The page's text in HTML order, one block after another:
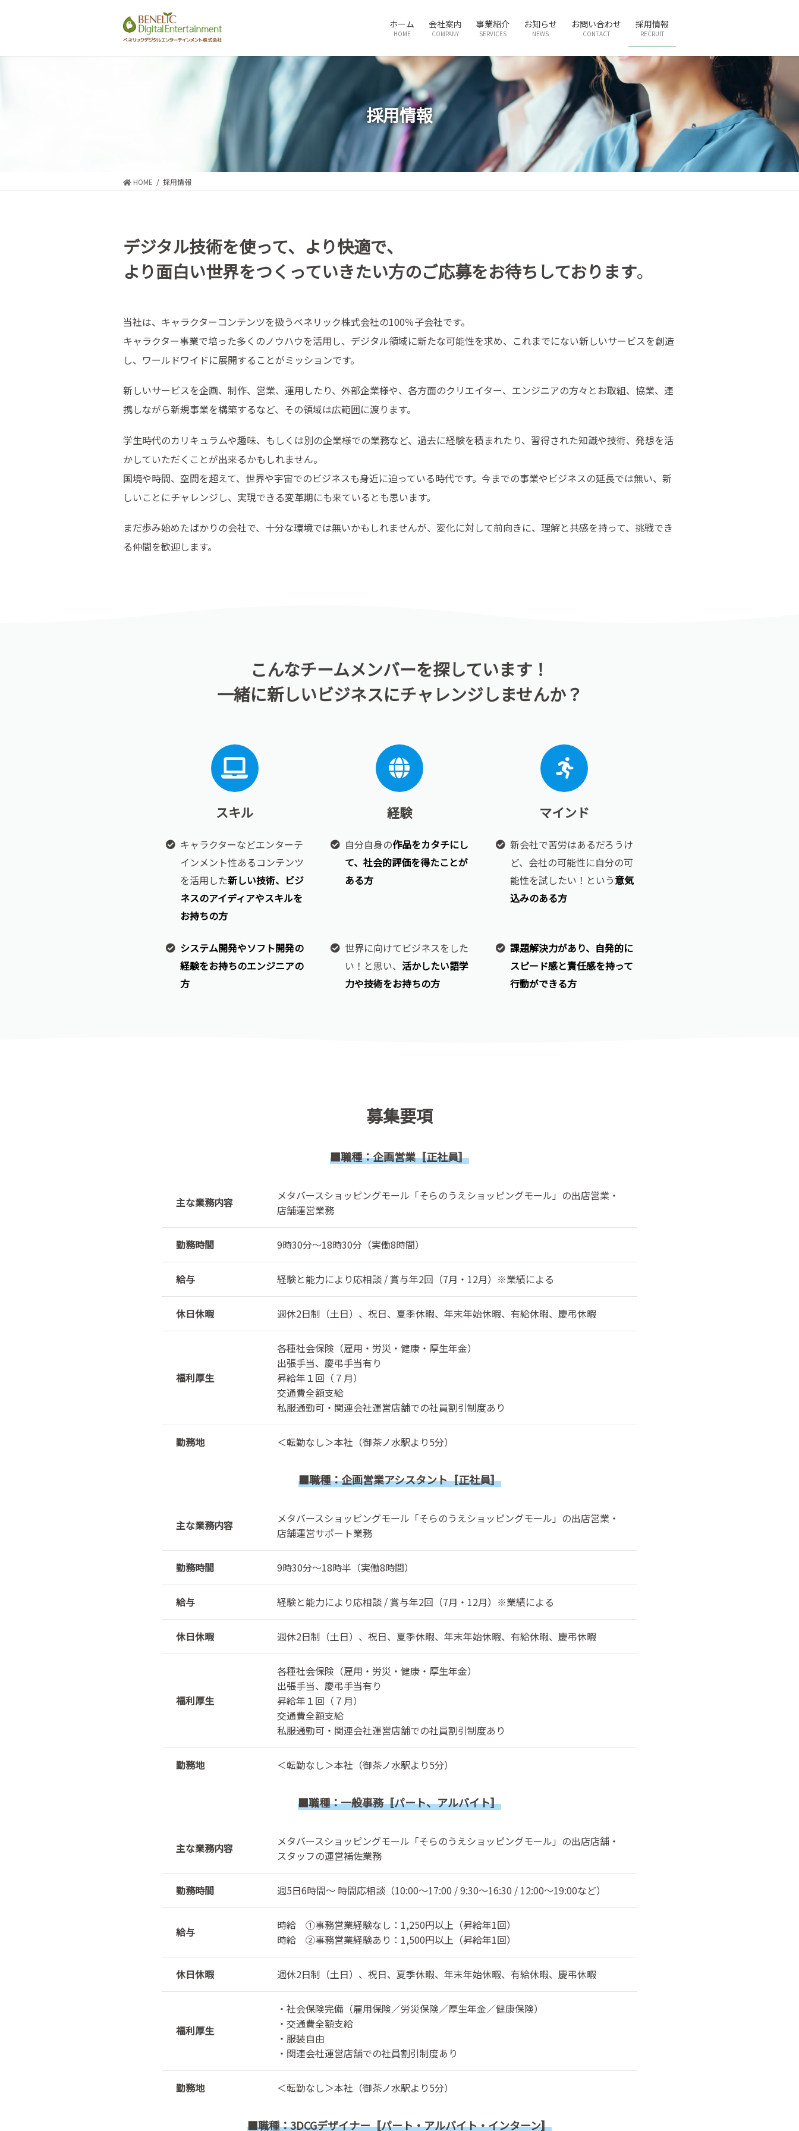
ホーム
HOME
会社案内
COMPANY
事業紹介
SERVICES
お知らせ
NEWS
お問い合わせ
CONTACT
採用情報
RECRUIT
採用情報
HOME 採用情報
デジタル技術を使って、より快適で、
より面白い世界をつくっていきたい方のご応募をお待ちしております。
当社は、キャラクターコンテンツを扱うベネリック株式会社の100％子会社です。
キャラクター事業で培った多くのノウハウを活用し、デジタル領域に新たな可能性を求め、これまでにない新しいサービスを創造
し、ワールドワイドに展開することがミッションです。
新しいサービスを企画、制作、営業、運用したり、外部企業様や、各方面のクリエイター、エンジニアの方々とお取組、協業、連
携しながら新規事業を構築するなど、その領域は広範囲に渡ります。
学生時代のカリキュラムや趣味、もしくは別の企業様での業務など、過去に経験を積まれたり、習得された知識や技術、発想を活
かしていただくことが出来るかもしれません。
国境や時間、空間を超えて、世界や宇宙でのビジネスも身近に迫っている時代です。今までの事業やビジネスの延長では無い、新
しいことにチャレンジし、実現できる変革期にも来ているとも思います。
まだ歩み始めたばかりの会社で、十分な環境では無いかもしれませんが、変化に対して前向きに、理解と共感を持って、挑戦でき
る仲間を歓迎します。
こんなチームメンバーを探しています！
一緒に新しいビジネスにチャレンジしませんか？
スキル
キャラクターなどエンターテ
インメント性あるコンテンツ
を活用した新しい技術、ビジ
ネスのアイディアやスキルを
お持ちの方
システム開発やソフト開発の
経験をお持ちのエンジニアの
方
経験
自分自身の作品をカタチにし
て、社会的評価を得たことが
ある方
世界に向けてビジネスをした
い！と思い、活かしたい語学
力や技術をお持ちの方
マインド
新会社で苦労はあるだろうけ
ど、会社の可能性に自分の可
能性を試したい！という意気
込みのある方
課題解決力があり、自発的に
スピード感と責任感を持って
行動ができる方
募集要項
■職種：企画営業〚正社員〛
主な業務内容
メタバースショッピングモール「そらのうえショッピングモール」の出店営業・
店舗運営業務
勤務時間 9時30分～18時30分（実働8時間）
給与 経験と能力により応相談 / 賞与年2回（7月・12月）※業績による
休日休暇 週休2日制（土日）、祝日、夏季休暇、年末年始休暇、有給休暇、慶弔休暇
福利厚生
各種社会保険（雇用・労災・健康・厚生年金）
出張手当、慶弔手当有り
昇給年１回（７月）
交通費全額支給
私服通勤可・関連会社運営店舗での社員割引制度あり
勤務地 ＜転勤なし＞本社（御茶ノ水駅より5分）
■職種：企画営業アシスタント〚正社員〛
主な業務内容
メタバースショッピングモール「そらのうえショッピングモール」の出店営業・
店舗運営サポート業務
勤務時間 9時30分～18時半（実働8時間）
給与 経験と能力により応相談 / 賞与年2回（7月・12月）※業績による
休日休暇 週休2日制（土日）、祝日、夏季休暇、年末年始休暇、有給休暇、慶弔休暇
福利厚生
各種社会保険（雇用・労災・健康・厚生年金）
出張手当、慶弔手当有り
昇給年１回（７月）
交通費全額支給
私服通勤可・関連会社運営店舗での社員割引制度あり
勤務地 ＜転勤なし＞本社（御茶ノ水駅より5分）
■職種：一般事務〚パート、アルバイト〛
主な業務内容
メタバースショッピングモール「そらのうえショッピングモール」の出店店舗・
スタッフの運営補佐業務
勤務時間 週5日6時間～ 時間応相談（10:00～17:00 / 9:30～16:30 / 12:00～19:00など）
給与
時給 ①事務営業経験なし：1,250円以上（昇給年1回）
時給 ②事務営業経験あり：1,500円以上（昇給年1回）
休日休暇 週休2日制（土日）、祝日、夏季休暇、年末年始休暇、有給休暇、慶弔休暇
福利厚生
・社会保険完備（雇用保険／労災保険／厚生年金／健康保険）
・交通費全額支給
・服装自由
・関連会社運営店舗での社員割引制度あり
勤務地 ＜転勤なし＞本社（御茶ノ水駅より5分）
■職種：3DCGデザイナー〚パート・アルバイト・インターン〛